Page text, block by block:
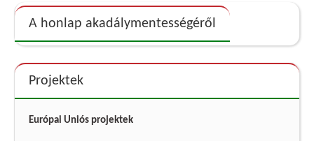
A honlap akadálymentességéről
Projektek
Európai Uniós projektek